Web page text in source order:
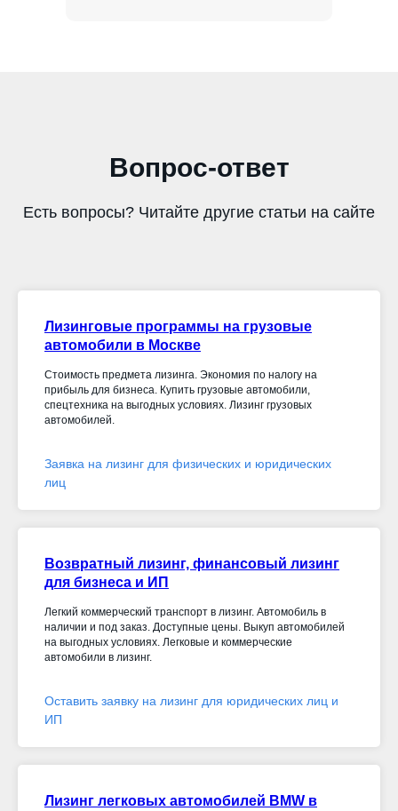
Вопрос-ответ
Есть вопросы? Читайте другие статьи на сайте
Лизинговые программы на грузовые
автомобили в Москве
Стоимость предмета лизинга. Экономия по налогу на
прибыль для бизнеса. Купить грузовые автомобили,
спецтехника на выгодных условиях. Лизинг грузовых
автомобилей.
Заявка на лизинг для физических и юридических
лиц
Возвратный лизинг, финансовый лизинг
для бизнеса и ИП
Легкий коммерческий транспорт в лизинг. Автомобиль в
наличии и под заказ. Доступные цены. Выкуп автомобилей
на выгодных условиях. Легковые и коммерческие
автомобили в лизинг.
Оставить заявку на лизинг для юридических лиц и
ИП
Лизинг легковых автомобилей BMW в